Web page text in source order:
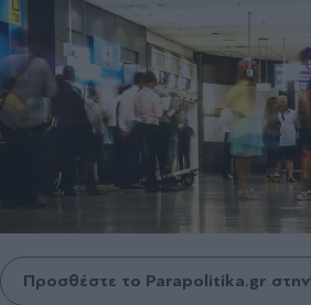
Προσθέστε το Parapolitika.gr στην